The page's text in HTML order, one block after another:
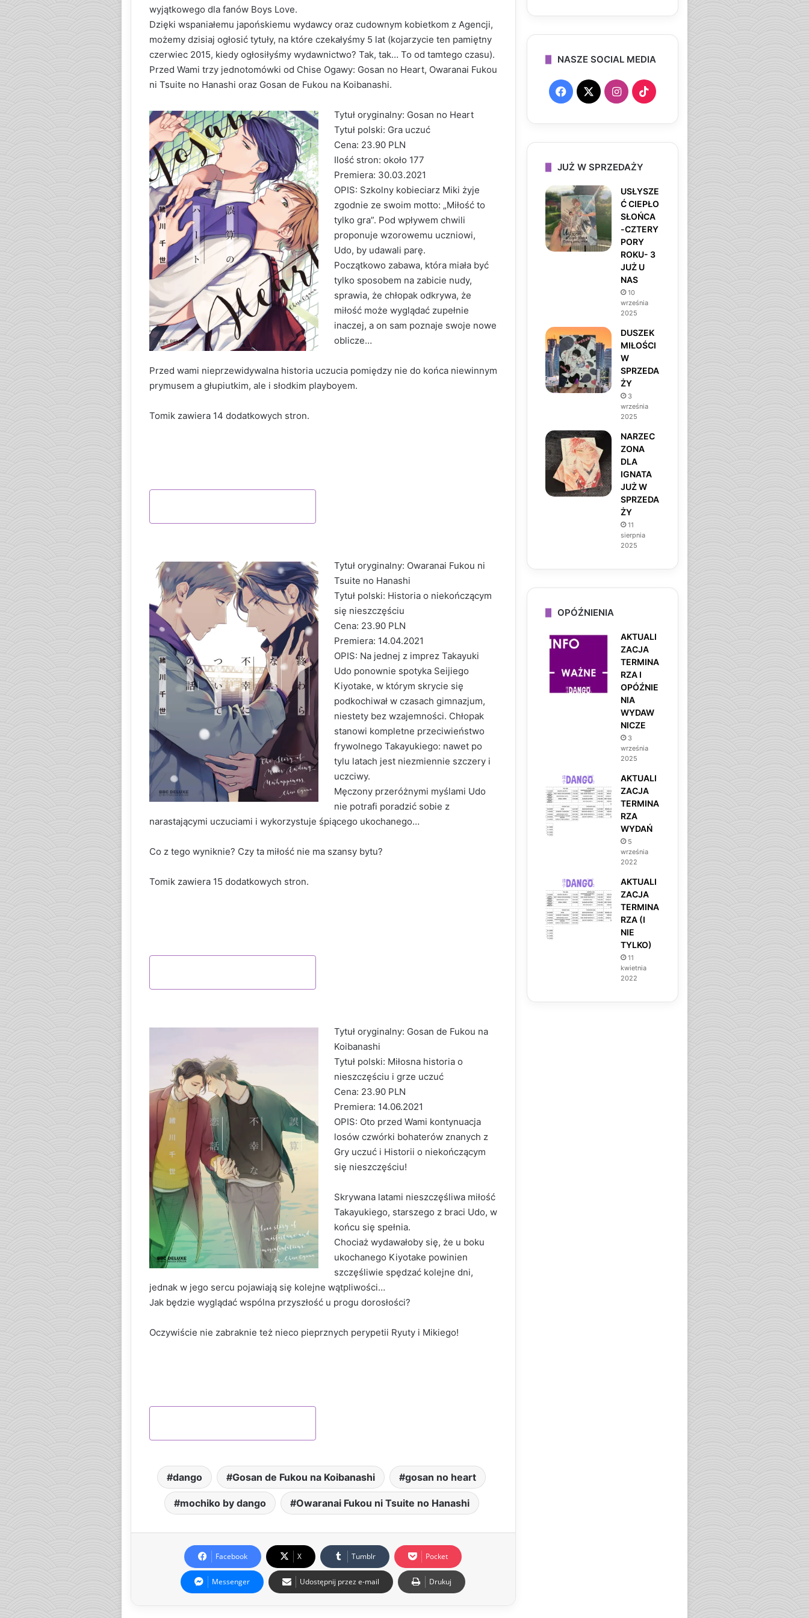
wyjątkowego dla fanów Boys Love.
Dzięki wspaniałemu japońskiemu wydawcy oraz cudownym kobietkom z Agencji,
możemy dzisiaj ogłosić tytuły, na które czekałyśmy 5 lat (kojarzycie ten pamiętny
czerwiec 2015, kiedy ogłosiłyśmy wydawnictwo? Tak, tak… To od tamtego czasu).
Przed Wami trzy jednotomówki od Chise Ogawy: Gosan no Heart, Owaranai Fukou
ni Tsuite no Hanashi oraz Gosan de Fukou na Koibanashi.
Tytuł oryginalny: Gosan no Heart
Tytuł polski: Gra uczuć
Cena: 23.90 PLN
Ilość stron: około 177
Premiera: 30.03.2021
OPIS: Szkolny kobieciarz Miki żyje
zgodnie ze swoim motto: „Miłość to
tylko gra”. Pod wpływem chwili
proponuje wzorowemu uczniowi,
Udo, by udawali parę.
Początkowo zabawa, która miała być
tylko sposobem na zabicie nudy,
sprawia, że chłopak odkrywa, że
miłość może wyglądać zupełnie
inaczej, a on sam poznaje swoje nowe
oblicze…
Przed wami nieprzewidywalna historia uczucia pomiędzy nie do końca niewinnym
prymusem a głupiutkim, ale i słodkim playboyem.
Tomik zawiera 14 dodatkowych stron.
Tytuł oryginalny: Owaranai Fukou ni
Tsuite no Hanashi
Tytuł polski: Historia o niekończącym
się nieszczęściu
Cena: 23.90 PLN
Premiera: 14.04.2021
OPIS: Na jednej z imprez Takayuki
Udo ponownie spotyka Seijiego
Kiyotake, w którym skrycie się
podkochiwał w czasach gimnazjum,
niestety bez wzajemności. Chłopak
stanowi kompletne przeciwieństwo
frywolnego Takayukiego: nawet po
tylu latach jest niezmiennie szczery i
uczciwy.
Męczony przeróżnymi myślami Udo
nie potrafi poradzić sobie z
narastającymi uczuciami i wykorzystuje śpiącego ukochanego…
Co z tego wyniknie? Czy ta miłość nie ma szansy bytu?
Tomik zawiera 15 dodatkowych stron.
Tytuł oryginalny: Gosan de Fukou na
Koibanashi
Tytuł polski: Miłosna historia o
nieszczęściu i grze uczuć
Cena: 23.90 PLN
Premiera: 14.06.2021
OPIS: Oto przed Wami kontynuacja
losów czwórki bohaterów znanych z
Gry uczuć i Historii o niekończącym
się nieszczęściu!
Skrywana latami nieszczęśliwa miłość
Takayukiego, starszego z braci Udo, w
końcu się spełnia.
Chociaż wydawałoby się, że u boku
ukochanego Kiyotake powinien
szczęśliwie spędzać kolejne dni,
jednak w jego sercu pojawiają się kolejne wątpliwości…
Jak będzie wyglądać wspólna przyszłość u progu dorosłości?
Oczywiście nie zabraknie też nieco pieprznych perypetii Ryuty i Mikiego!
dango Gosan de Fukou na Koibanashi gosan no heart
mochiko by dango Owaranai Fukou ni Tsuite no Hanashi
Facebook X Tumblr Pocket
Messenger Udostępnij przez e-mail Drukuj
NASZE SOCIAL MEDIA
F
c
e
b
o
o
X
I
s
t
a
g
r
a
m
T
k
o
k
JUŻ W SPRZEDAŻY
USŁYSZE
Ć CIEPŁO
SŁOŃCA
-CZTERY
PORY
ROKU- 3
JUŻ U
NAS
10
września
2025
DUSZEK
MIŁOŚCI
W
SPRZEDA
ŻY
3
września
2025
NARZEC
ZONA
DLA
IGNATA
JUŻ W
SPRZEDA
ŻY
11
sierpnia
2025
OPÓŹNIENIA
AKTUALI
ZACJA
TERMINA
RZA I
OPÓŹNIE
NIA
WYDAW
NICZE
3
września
2025
AKTUALI
ZACJA
TERMINA
RZA
WYDAŃ
5
września
2022
AKTUALI
ZACJA
TERMINA
RZA (I
NIE
TYLKO)
11
kwietnia
2022